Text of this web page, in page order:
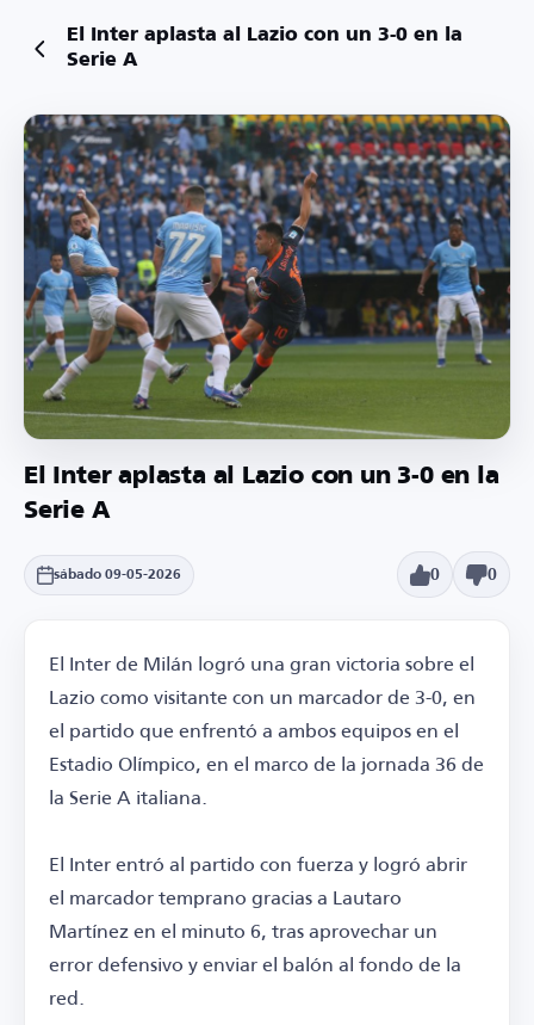
El Inter aplasta al Lazio con un 3-0 en la
Serie A
El Inter aplasta al Lazio con un 3-0 en la
Serie A
sábado 09-05-2026 0 0
El Inter de Milán logró una gran victoria sobre el
Lazio como visitante con un marcador de 3-0, en
el partido que enfrentó a ambos equipos en el
Estadio Olímpico, en el marco de la jornada 36 de
la Serie A italiana.
El Inter entró al partido con fuerza y logró abrir
el marcador temprano gracias a Lautaro
Martínez en el minuto 6, tras aprovechar un
error defensivo y enviar el balón al fondo de la
red.